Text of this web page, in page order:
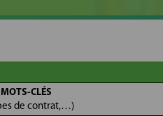
CLÉS